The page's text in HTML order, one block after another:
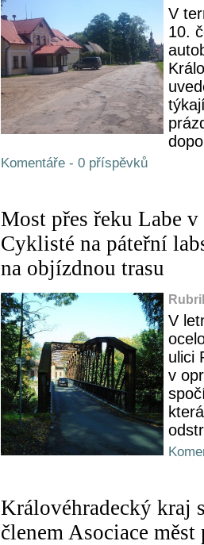
V
10.
Komentáře - 0 příspěvků
Most přes řeku Labe
Cyklisté na páteřní
na objízdnou trasu
V
ulici
v
Královéhradecký kraj
členem Asociace